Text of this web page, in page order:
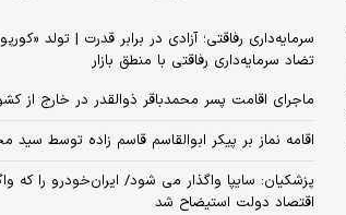
سرمایه‌داری رفاقتی؛ آزادی در برابر قدرت | تولد
تضاد سرمایه‌داری رفاقتی با منطق بازار
ماجرای اقامت پسر محمدباقر ذوالقدر در خارج از
اقامه نماز بر پیکر ابوالقاسم قاسم زاده توسط سید
پزشکیان: سایپا واگذار می شود/ ایران‌خودرو را که
اقتصاد دولت استیضاح شد